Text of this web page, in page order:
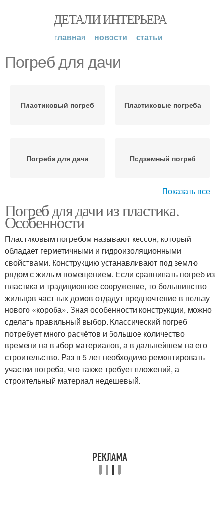
ДЕТАЛИ ИНТЕРЬЕРА
главная новости статьи
Погреб для дачи
Пластиковый погреб Пластиковые погреба
Погреба для дачи Подземный погреб
Подземные погреба Емкости под погреб
Клумба на погребе Погреба на даче
Погреб на даче Хозблок для дачи
Сарай для дачи
Показать все
Погреб для дачи из пластика.
Особенности
Пластиковым погребом называют кессон, который
обладает герметичными и гидроизоляционными
свойствами. Конструкцию устанавливают под землю
рядом с жилым помещением. Если сравнивать погреб из
пластика и традиционное сооружение, то большинство
жильцов частных домов отдадут предпочтение в пользу
нового «короба». Зная особенности конструкции, можно
сделать правильный выбор. Классический погреб
потребует много расчётов и большое количество
времени на выбор материалов, а в дальнейшем на его
строительство. Раз в 5 лет необходимо ремонтировать
участки погреба, что также требует вложений, а
строительный материал недешевый.